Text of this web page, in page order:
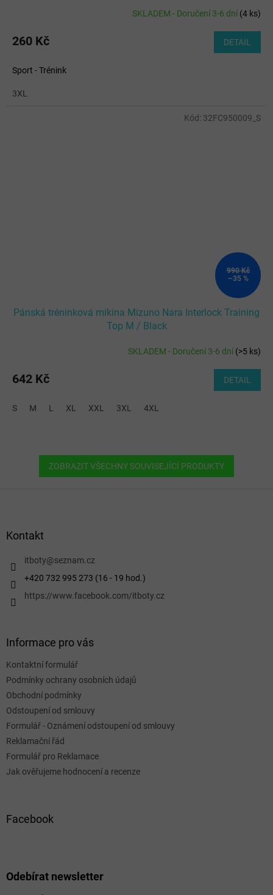
SKLADEM - Doručení 3-6 dní(4 ks)
260 Kč DETAIL
Sport - Trénink
3XL
990 Kč
–35 %
Pánská tréninková mikina Mizuno Nara Interlock Training
Top M / Black
SKLADEM - Doručení 3-6 dní(>5 ks)
642 Kč DETAIL
S M L XL XXL 3XL 4XL
Kód: 32FC950009_S
ZOBRAZIT VŠECHNY SOUVISEJÍCÍ PRODUKTY
Kontakt
itboty@seznam.cz
+420 732 995 273 (16 - 19 hod.)
https://www.facebook.com/itboty.cz
Informace pro vás
Kontaktní formulář
Podmínky ochrany osobních údajů
Obchodní podmínky
Odstoupení od smlouvy
Formulář - Oznámení odstoupení od smlouvy
Reklamační řád
Formulář pro Reklamace
Jak ověřujeme hodnocení a recenze
Facebook
Odebírat newsletter